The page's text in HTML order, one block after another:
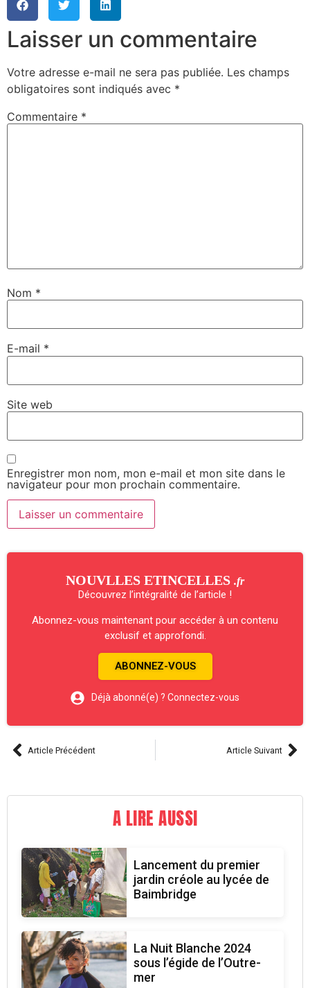
Laisser un commentaire
Votre adresse e-mail ne sera pas publiée. Les champs
obligatoires sont indiqués avec *
Commentaire *
Nom *
E-mail *
Site web
Enregistrer mon nom, mon e-mail et mon site dans le
navigateur pour mon prochain commentaire.
NOUVLLES ETINCELLES .fr
Découvrez l’intégralité de l’article !
Abonnez-vous maintenant pour accéder à un contenu
exclusif et approfondi.
ABONNEZ-VOUS
Déjà abonné(e) ? Connectez-vous
Article Précédent Article Suivant
A LIRE AUSSI
Lancement du premier
jardin créole au lycée de
Baimbridge
La Nuit Blanche 2024
sous l’égide de l’Outre-
mer